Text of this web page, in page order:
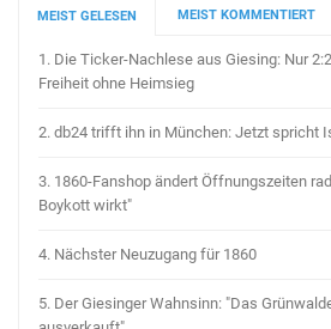
MEIST GELESEN MEIST KOMMENTIERT
1. Die Ticker-Nachlese aus Giesing: Nur
Freiheit ohne Heimsieg
2. db24 trifft ihn in München: Jetzt spricht
3. 1860-Fanshop ändert Öffnungszeiten
Boykott wirkt"
4. Nächster Neuzugang für 1860
5. Der Giesinger Wahnsinn: "Das